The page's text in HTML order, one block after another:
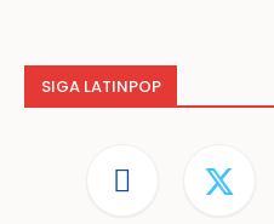
SIGA LATINPOP